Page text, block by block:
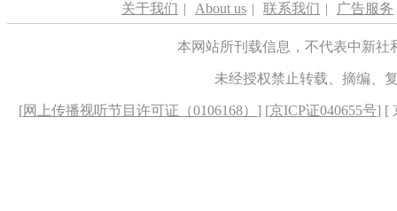
关于我们 | About us | 联系我们 | 广告服务
本网站所刊载信息，不代表中新
未经授权禁止转载、摘编、
[网上传播视听节目许可证（0106168） ] [京ICP证040655号] [